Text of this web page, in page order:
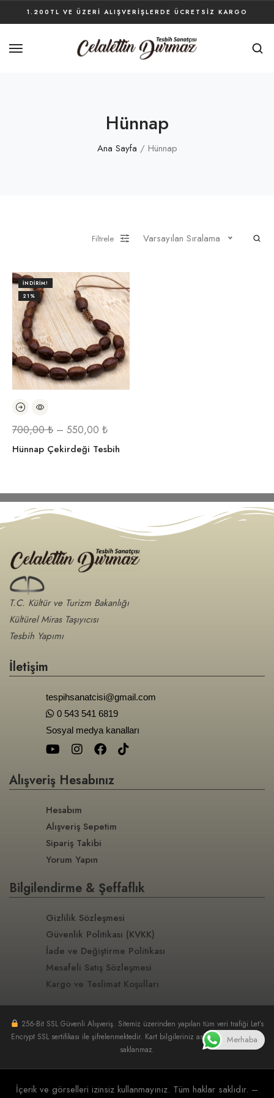
1.200TL VE ÜZERI ALIŞVERIŞLERDE ÜCRETSIZ KARGO
Hünnap
Ana Sayfa / Hünnap
Filtrele Varsayılan Sıralama
İNDIRIM!
21%
700,00₺ – 550,00 ₺
Hünnap Çekirdeği Tesbih
T.C. Kültür ve Turizm Bakanlığı
Kültürel Miras Taşıyıcısı
Tesbih Yapımı
İletişim
tespihsanatcisi@gmail.com
0 543 541 6819
Sosyal medya kanalları
Alışveriş Hesabınız
Hesabım
Alışveriş Sepetim
Sipariş Takibi
Yorum Yapın
Bilgilendirme & Şeffaflık
Gizlilik Sözleşmesi
Güvenlik Politikası (KVKK)
İade ve Değiştirme Politikası
Mesafeli Satış Sözleşmesi
Kargo ve Teslimat Koşulları
256-Bit SSL Güvenli Alışveriş. Sitemiz üzerinden yapılan tüm veri trafiği Let’s
Encrypt SSL sertifikası ile şifrelenmektedir. Kart bilgileriniz asla sunucularımızda
saklanmaz.
İçerik ve görselleri izinsiz kullanmayınız. Tüm haklar saklıdır. –
Merhaba